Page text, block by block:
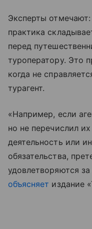
Эксперты
практика
перед
туроператору. Это
когда не
турагент.
«Например, если
но не перечислил
деятельность или
обязательства,
удовлетворяются
объясняет издание